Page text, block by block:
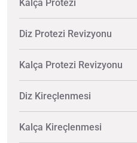
Kalça Protezi
Diz Protezi Revizyonu
Kalça Protezi Revizyonu
Diz Kireçlenmesi
Kalça Kireçlenmesi